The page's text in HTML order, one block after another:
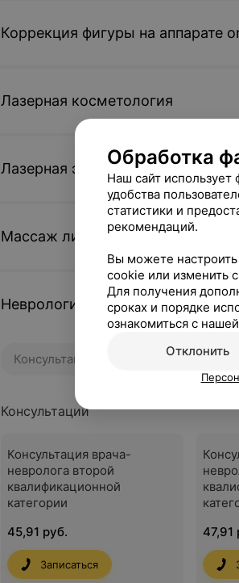
Коррекция фигуры на аппарате
Лазерная косметология
Лазерная эпиляция
Массаж лица
Неврология
Консультации Процедуры,
Консультации
Консультация врача-
невролога второй
квалификационной
категории
45,91 руб.
Записаться
47,91
Обработка
Наш сайт
удобства
статистики и
рекомендаций.
Вы можете
cookie или изменить
Для получения
сроках и порядке
ознакомиться с нашей
Отклонить